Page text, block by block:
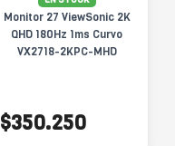
Monitor 27 ViewSonic 2K
QHD 180Hz 1ms Curvo
VX2718-2KPC-MHD
$350.250